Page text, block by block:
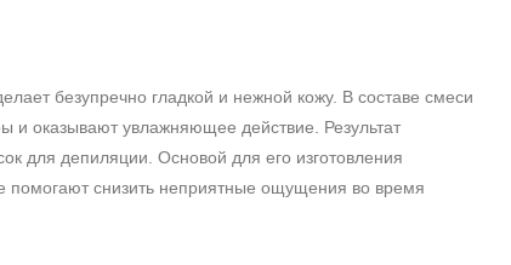
безупречно гладкой и нежной кожу. В составе смеси
оказывают увлажняющее действие. Результат
для депиляции. Основой для его изготовления
помогают снизить неприятные ощущения во время